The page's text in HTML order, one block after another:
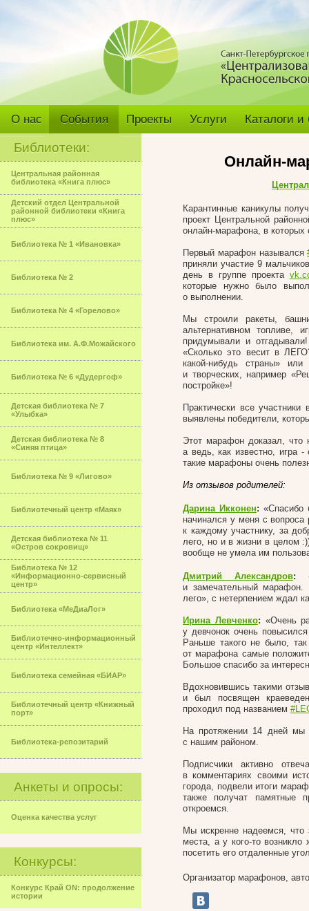
О нас События Проекты Услуги Каталоги
Библиотеки:
Центральная районная
библиотека «Книга плюс»
Детский отдел Центральной
районной библиотеки «Книга
плюс»
Библиотека № 1 «Ивановка»
Библиотека № 2
Библиотека № 4 «Горелово»
Библиотека им. А.Ф.Можайского
Библиотека № 6 «Дудергоф»
Детская библиотека № 7
«Улыбка»
Детская библиотека № 8
«Синяя птица»
Библиотека № 9 «Лигово»
Библиотечный центр «Маяк»
Детская библиотека № 11
«Остров сокровищ»
Библиотека № 12
«Информационно-сервисный
центр»
Библиотека «МеДиаЛог»
Библиотечно-информационный
центр «Интеллект»
Библиотека семейная «БИАР»
Библиотечный центр «Книжный
порт»
Библиотека-репозитарий
Анкеты и опросы:
Оценка качества услуг
Конкурсы:
Конкурс Край ON: продолжение
истории
Онлайн-
Карантинные каникулы
проект Центральной
онлайн-марафона, в которых
Первый марафон назывался
приняли участие 9
день в группе проекта
которые нужно было
о выполнении.
Мы строили ракеты,
альтернативном топливе,
придумывали и
«Сколько это весит в
какой-нибудь страны»
и творческих, например
постройке»!
Практически все
выявлены победители,
Этот марафон доказал, что
а ведь, как известно, игра
такие марафоны очень
Из отзывов родителей:
Дарина Икконен: «Спасибо
начинался у меня с вопроса
к каждому участнику, за
лего, но и в жизни в целом
вообще не умела им
Дмитрий Александров:
и замечательный
лего», с нетерпением ждал
Ирина Левченко: «Очень
у девчонок очень
Раньше такого не было,
от марафона самые
Большое спасибо за
Вдохновившись такими
и был посвящен
проходил под названием
На протяжении 14 дней мы
с нашим районом.
Подписчики активно
в комментариях своими
города, подвели итоги
также получат памятные
откроемся.
Мы искренне надеемся, что
места, а у кого-то
посетить его отдаленные
Организатор марафонов,